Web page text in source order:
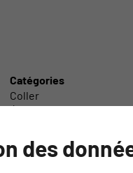
Catégories
Coller
Étancher
Poncer
Laquer et Polir
des